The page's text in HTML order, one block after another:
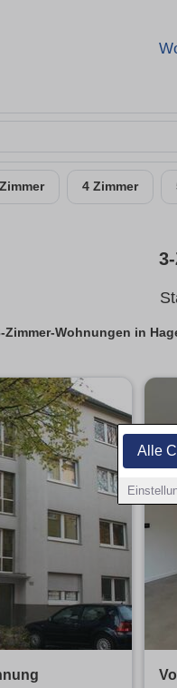
Alle
4 Zimmer
Zimmer-Wohnungen in